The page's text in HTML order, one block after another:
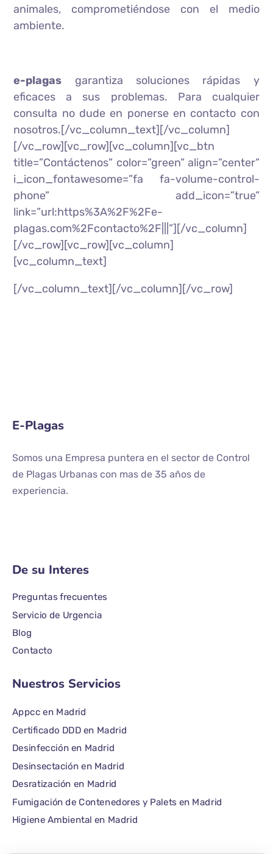
animales, comprometiéndose con el medio
ambiente.
e-plagas garantiza soluciones rápidas y
eficaces a sus problemas. Para cualquier
consulta no dude en ponerse en contacto con
nosotros.[/vc_column_text][/vc_column]
[/vc_row][vc_row][vc_column][vc_btn
title=”Contáctenos” color=”green” align=”center”
i_icon_fontawesome=”fa fa-volume-control-
phone” add_icon=”true”
link=”url:https%3A%2F%2Fe-
plagas.com%2Fcontacto%2F|||”][/vc_column]
[/vc_row][vc_row][vc_column]
[vc_column_text]
[/vc_column_text][/vc_column][/vc_row]
E-Plagas
Somos una Empresa puntera en el sector de Control
de Plagas Urbanas con mas de 35 años de
experiencia.
De su Interes
Preguntas frecuentes
Servicio de Urgencia
Blog
Contacto
Nuestros Servicios
Appcc en Madrid
Certificado DDD en Madrid
Desinfección en Madrid
Desinsectación en Madrid
Desratización en Madrid
Fumigación de Contenedores y Palets en Madrid
Higiene Ambiental en Madrid